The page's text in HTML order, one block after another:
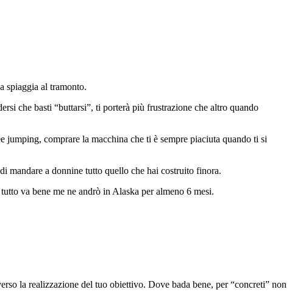
spiaggia al tramonto.
che basti “buttarsi”, ti porterà più frustrazione che altro quando
comprare la macchina che ti è sempre piaciuta quando ti si
mandare a donnine tutto quello che hai costruito finora.
va bene me ne andrò in Alaska per almeno 6 mesi.
la realizzazione del tuo obiettivo. Dove bada bene, per “concreti” non